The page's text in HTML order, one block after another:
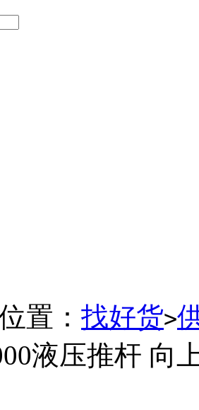
置： 找好货>
液压推杆 向